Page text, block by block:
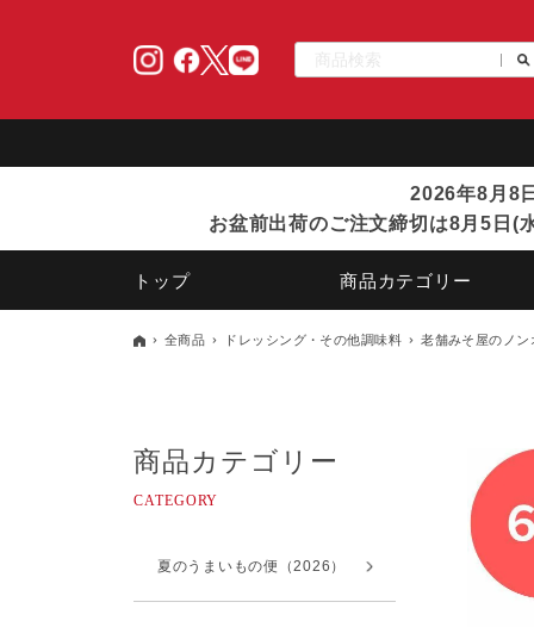
2026年8月8
お盆前出荷のご注文締切は8月5日(
トップ 商品カテゴリー
全商品 ドレッシング・その他調味料 老舗みそ屋のノ
商品カテゴリー
夏のうまいもの便（2026）